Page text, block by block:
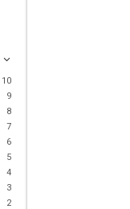
10
9
8
7
6
5
4
3
2